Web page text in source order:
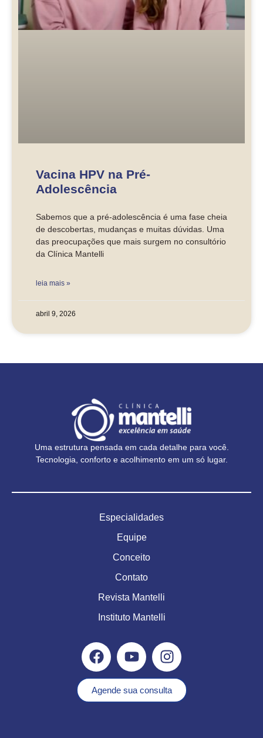
Vacina HPV na Pré-
Adolescência
Sabemos que a pré-adolescência é uma fase cheia
de descobertas, mudanças e muitas dúvidas. Uma
das preocupações que mais surgem no consultório
da Clínica Mantelli
leia mais »
abril 9, 2026
Uma estrutura pensada em cada detalhe para você.
Tecnologia, conforto e acolhimento em um só lugar.
Especialidades
Equipe
Conceito
Contato
Revista Mantelli
Instituto Mantelli
Agende sua consulta